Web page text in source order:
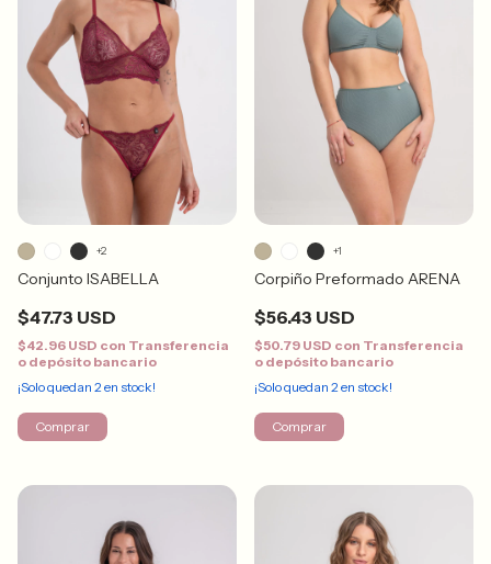
Conjunto ISABELLA
$47.73 USD
$42.96 USD con Transferencia
o depósito bancario
¡Solo quedan 2en stock!
+2
Comprar
Corpiño Preformado ARENA
$56.43 USD
$50.79 USD con Transferencia
o depósito bancario
¡Solo quedan 2en stock!
+1
Comprar